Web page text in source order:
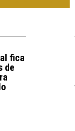
fica
de